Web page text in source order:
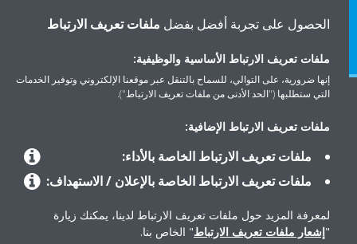
حول دايكن
الحصول على تجربة أفضل بفضل ملفات تعريف الارتباط
ملفات تعريف الارتباط الأساسية والوظيفية:
إنها ضرورية، على التوالي، للسماح بالتنقل عبر موقعنا الإلكتروني وتوفير الخدمات
التي ستطلبها ("الحد الأدنى من ملفات تعريف الارتباط").
ملفات تعريف الارتباط الإضافية:
ملفات تعريف الارتباط الخاصة بالأداء:
ملفات تعريف الارتباط الخاصة بالإعلان / الاستهداف:
لمعرفة المزيد حول ملفات تعريف الارتباط لدينا، يمكنك زيارة
إشعار ملفات تعريف الارتباط" الخاص بنا.